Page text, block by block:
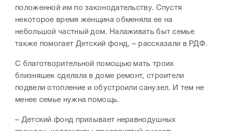
положенной им по законодательству. Спустя
некоторое время женщина обменяла ее на
небольшой частный дом. Налаживать быт семье
также помогает Детский фонд, – рассказали в РДФ.
С благотворительной помощью мать троих
близняшек сделала в доме ремонт, строители
подвели отопление и обустроили санузел. И тем не
менее семье нужна помощь.
– Детский фонд призывает неравнодушных